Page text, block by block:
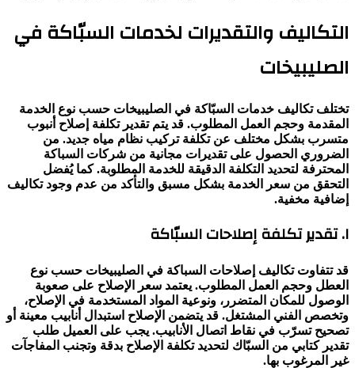
التكاليف والتقديرات لخدمات السبّاكة في
الصليبيخات
تختلف تكاليف خدمات السبّاكة في الصليبيخات حسب نوع الخدمة
المقدمة وحجم العمل المطلوب. قد يتم تقدير تكلفة إصلاح أنبوب
متسرب بشكل مختلف عن تكلفة تركيب نظام مياه جديد. من
الضروري الحصول على تقديرات مجانية من شركات السباكة
المحترفة لتحديد التكلفة الدقيقة للخدمة المطلوبة. كما يُفضل
التحقق من سعر الخدمة بشكل مسبق والتأكد من عدم وجود تكاليف
إضافية مخفية.
١. تقدير تكلفة إصلاحات السبّاكة
قد تتفاوت تكاليف إصلاحات السباكة في الصليبيخات حسب نوع
العطل وحجم العمل المطلوب. يعتمد سعر الإصلاح على صعوبة
الوصول للمكان المتضرر، ونوعية المواد المستخدمة في الإصلاح،
وتخصص الفني المشتغل. قد يتضمن الإصلاح استبدال أنابيب معينة أو
تصحيح تسرّب في نقاط اتصال الأنابيب. يجب على العميل طلب
تقدير كتابي من السبّاك لتحديد تكلفة الإصلاح بدقة وتجنب المفاجآت
غير المرغوب بها.